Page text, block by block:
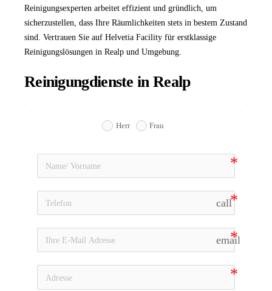
Reinigungsexperten arbeitet effizient und gründlich, um
sicherzustellen, dass Ihre Räumlichkeiten stets in bestem Zustand
sind. Vertrauen Sie auf Helvetia Facility für erstklassige
Reinigungslösungen in Realp und Umgebung.
Reinigungdienste in Realp
Herr Frau
call
email